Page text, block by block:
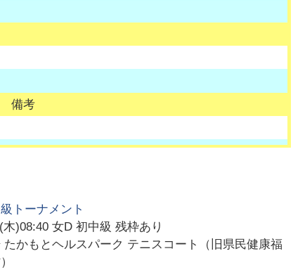
備考
トーナメント
木)08:40 女D 初中級 残枠あり
たかもとヘルスパーク テニスコート（旧県民健康福